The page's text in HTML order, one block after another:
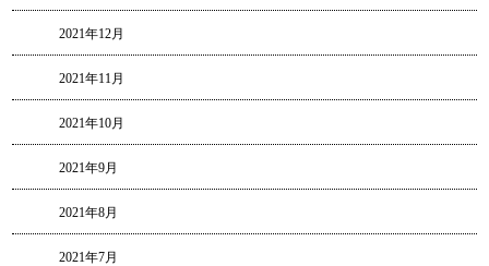
2021年12月
2021年11月
2021年10月
2021年9月
2021年8月
2021年7月